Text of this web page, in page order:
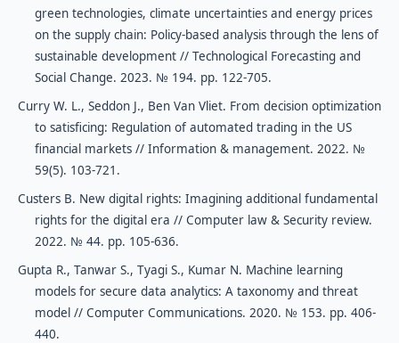
green technologies, climate uncertainties and energy prices
on the supply chain: Policy-based analysis through the lens of
sustainable development // Technological Forecasting and
Social Change. 2023. № 194. рр. 122-705.
Curry W. L., Seddon J., Ben Van Vliet. From decision optimization
to satisficing: Regulation of automated trading in the US
financial markets // Information & management. 2022. №
59(5). 103-721.
Custers B. New digital rights: Imagining additional fundamental
rights for the digital era // Computer law & Security review.
2022. № 44. рр. 105-636.
Gupta R., Tanwar S., Tyagi S., Kumar N. Machine learning
models for secure data analytics: A taxonomy and threat
model // Computer Communications. 2020. № 153. pp. 406-
440.